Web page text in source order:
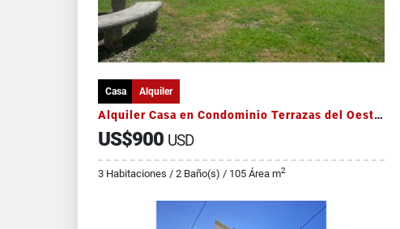
Casa Alquiler
Alquiler Casa en Condominio Terrazas del Oeste, San Rafael Alajuela
US$900 USD
3 Habitaciones / 2 Baño(s) / 105 Área m2